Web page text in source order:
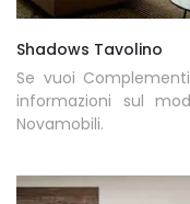
Shadows Tavolino
Se vuoi
informazioni sul
Novamobili.